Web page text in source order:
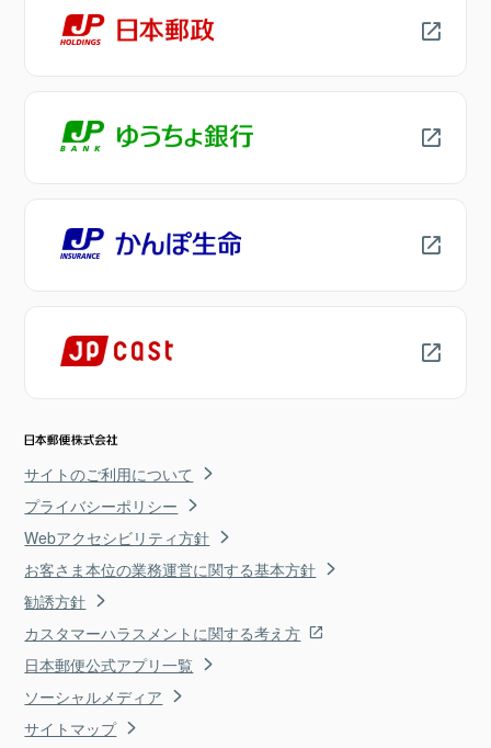
サイトのご利用について
プライバシーポリシー
Webアクセシビリティ方針
お客さま本位の業務運営に関する基本方針
勧誘方針
カスタマーハラスメントに関する考え方
日本郵便公式アプリ一覧
ソーシャルメディア
サイトマップ